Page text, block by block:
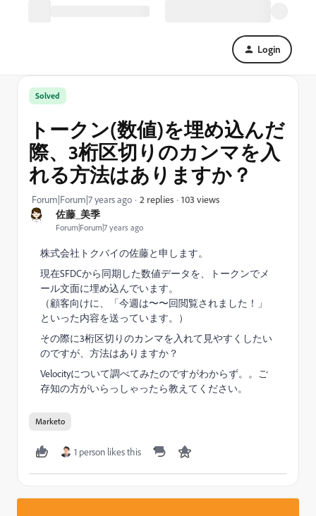
Login
佐藤_美季
Forum|Forum|7 years ago
Solved
トークン(数値)を埋め込んだ
際、3桁区切りのカンマを入
れる方法はありますか？
Forum|Forum|7 years ago 2 replies 103 views
株式会社トクバイの佐藤と申します。
現在SFDCから同期した数値データを、トークンでメ
ール文面に埋め込んでいます。
（顧客向けに、「今週は〜〜回閲覧されました！」
といった内容を送っています。）
その際に3桁区切りのカンマを入れて見やすくしたい
のですが、方法はありますか？
Velocityについて調べてみたのですがわからず。。ご
存知の方がいらっしゃったら教えてください。
Marketo
1 person likes this